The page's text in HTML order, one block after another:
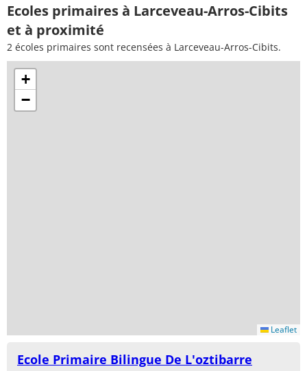
Ecoles primaires à Larceveau-Arros-Cibits
et à proximité
2 écoles primaires sont recensées à Larceveau-Arros-Cibits.
+
−
Leaflet
Ecole Primaire Bilingue De L'oztibarre